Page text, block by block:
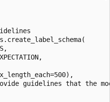
guidelines that the